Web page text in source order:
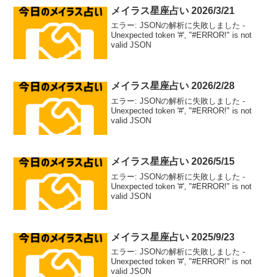
メイラス星座占い 2026/3/21
エラー: JSONの解析に失敗しました -
Unexpected token '#', "#ERROR!" is not
valid JSON
メイラス星座占い 2026/2/28
エラー: JSONの解析に失敗しました -
Unexpected token '#', "#ERROR!" is not
valid JSON
メイラス星座占い 2026/5/15
エラー: JSONの解析に失敗しました -
Unexpected token '#', "#ERROR!" is not
valid JSON
メイラス星座占い 2025/9/23
エラー: JSONの解析に失敗しました -
Unexpected token '#', "#ERROR!" is not
valid JSON